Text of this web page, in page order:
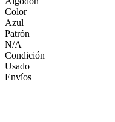
Color
Azul
Patrón
N/A
Condición
Usado
Envíos